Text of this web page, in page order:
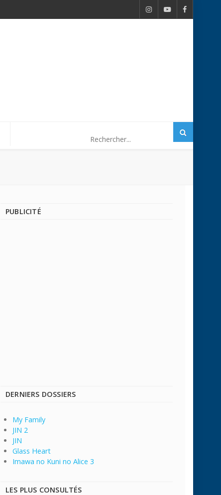
PUBLICITÉ
DERNIERS DOSSIERS
My Family
JIN 2
JIN
Glass Heart
Imawa no Kuni no Alice 3
LES PLUS CONSULTÉS